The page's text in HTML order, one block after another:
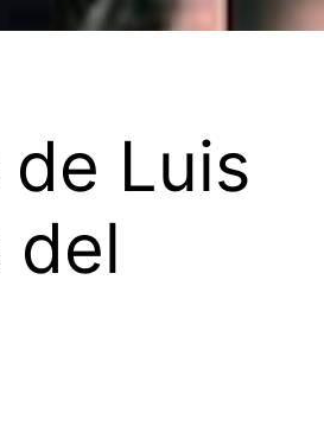
Luis
del